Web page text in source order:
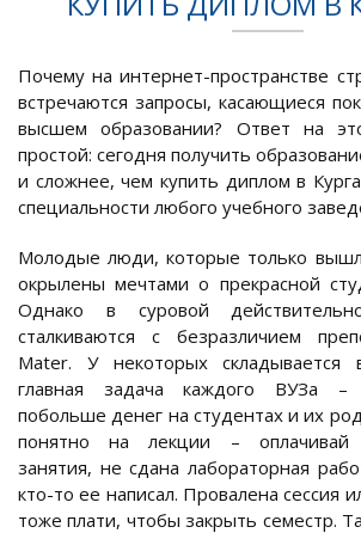
Почему на интернет-пространстве
встречаются запросы, касающиеся
высшем образовании? Ответ на
простой: сегодня получить
и сложнее, чем купить диплом в
специальности любого учебного
Молодые люди, которые только
окрылены мечтами о прекрасной
Однако в суровой
сталкиваются с безразличием
Mater. У некоторых складывается
главная задача каждого ВУЗа –
побольше денег на студентах и их
понятно на лекции – оплачивай
занятия, не сдана лабораторная
кто-то ее написал. Провалена сессия
тоже плати, чтобы закрыть семестр.